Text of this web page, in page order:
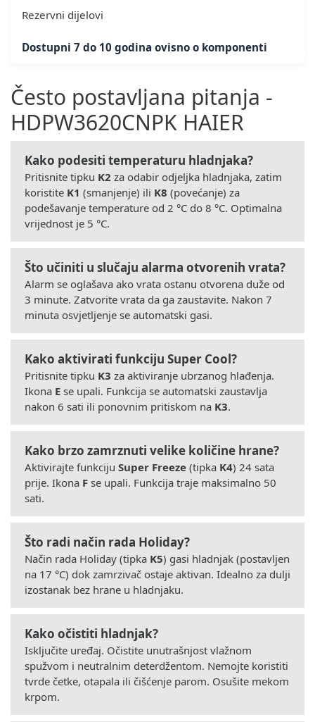
Rezervni dijelovi
Dostupni 7 do 10 godina ovisno o komponenti
Često postavljana pitanja -
HDPW3620CNPK HAIER
Kako podesiti temperaturu hladnjaka?
Pritisnite tipku K2 za odabir odjeljka hladnjaka, zatim
koristite K1 (smanjenje) ili K8 (povećanje) za
podešavanje temperature od 2 °C do 8 °C. Optimalna
vrijednost je 5 °C.
Što učiniti u slučaju alarma otvorenih vrata?
Alarm se oglašava ako vrata ostanu otvorena duže od
3 minute. Zatvorite vrata da ga zaustavite. Nakon 7
minuta osvjetljenje se automatski gasi.
Kako aktivirati funkciju Super Cool?
Pritisnite tipku K3 za aktiviranje ubrzanog hlađenja.
Ikona E se upali. Funkcija se automatski zaustavlja
nakon 6 sati ili ponovnim pritiskom na K3.
Kako brzo zamrznuti velike količine hrane?
Aktivirajte funkciju Super Freeze (tipka K4) 24 sata
prije. Ikona F se upali. Funkcija traje maksimalno 50
sati.
Što radi način rada Holiday?
Način rada Holiday (tipka K5) gasi hladnjak (postavljen
na 17 °C) dok zamrzivač ostaje aktivan. Idealno za dulji
izostanak bez hrane u hladnjaku.
Kako očistiti hladnjak?
Isključite uređaj. Očistite unutrašnjost vlažnom
spužvom i neutralnim deterdžentom. Nemojte koristiti
tvrde četke, otapala ili čišćenje parom. Osušite mekom
krpom.